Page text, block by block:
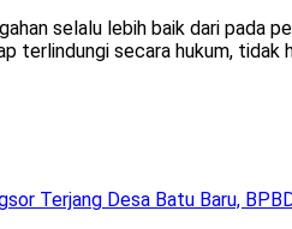
selalu lebih baik dari pada
terlindungi secara hukum, tidak
Terjang Desa Batu Baru,